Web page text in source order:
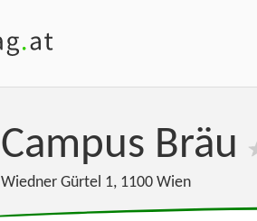
Campus Bräu
Wiedner Gürtel 1, 1100 Wien